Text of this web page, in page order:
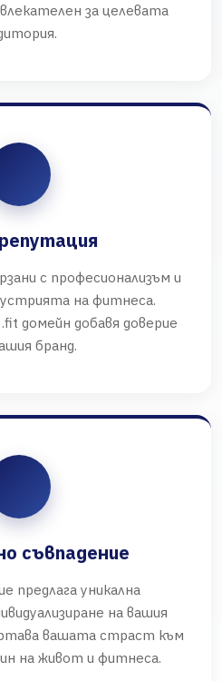
за целевата
с професионализъм и
на фитнеса.
домейн добавя доверие
бранд.
съвпадение
предлага уникална
на вашия
вашата страст към
на живот и фитнеса.